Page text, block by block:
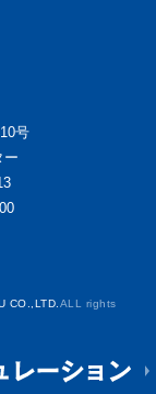
号
ー
CO.,LTD. ALL rights